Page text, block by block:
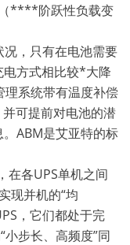
****阶跃性负载变
，只有在电池需要
方式相比较*大降
系统带有温度补偿
可提前对电池的潜
ABM是艾亚特的标
在各UPS单机之间
现并机的“均
，它们都处于完
小步长、高频度”同